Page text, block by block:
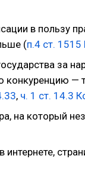
в пользу
(п.4 ст.
за
конкуренцию —
, ч. 1 ст. 14.3
на который
интернете,